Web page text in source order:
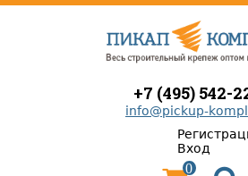
+7 (495) 542-
info@pickup-
Вход
0